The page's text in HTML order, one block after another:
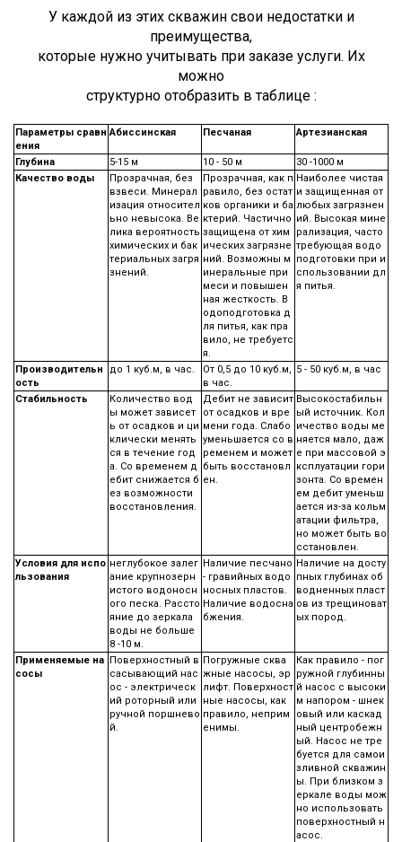
У каждой из этих скважин свои недостатки и
преимущества,
которые нужно учитывать при заказе услуги. Их
можно
структурно отобразить в таблице :
Параметры сравн
ения
Абиссинская Песчаная Артезианская
Глубина 5-15 м 10 - 50 м
30 -1000 м
Качество воды
Прозрачная, без
взвеси. Минерал
изация относител
ьно невысока. Ве
лика вероятность
химических и бак
териальных загря
знений.
Прозрачная, как п
равило, без остат
ков органики и ба
ктерий. Частично
защищена от хим
ических загрязне
ний. Возможны м
инеральные при
меси и повышен
ная жесткость. В
одоподготовка д
ля питья, как пра
вило, не требуетс
я.
Наиболее чистая
и защищенная от
любых загрязнен
ий. Высокая мине
рализация, часто
требующая водо
подготовки при и
спользовании дл
я питья.
Производительн
ость
до 1 куб.м, в час.
От 0,5 до 10 куб.м,
в час.
5 - 50 куб.м, в час
Стабильность
Количество вод
ы может зависет
ь от осадков и ци
клически менять
ся в течение год
а. Со временем д
ебит снижается б
ез возможности
восстановления.
Дебит не зависит
от осадков и вре
мени года. Слабо
уменьшается со в
ременем и может
быть восстановл
ен.
Высокостабильн
ый источник. Кол
ичество воды ме
няется мало, даж
е при массовой э
ксплуатации гори
зонта. Со времен
ем дебит уменьш
ается из-за кольм
атации фильтра,
но может быть во
сстановлен.
Условия для испо
льзования
неглубокое залег
ание крупнозерн
истого водоносн
ого песка. Рассто
яние до зеркала
воды не больше
8 -10 м.
Наличие песчано
- гравийных водо
носных пластов.
Наличие водосна
бжения.
Наличие на досту
пных глубинах об
водненных пласт
ов из трещиноват
ых пород.
Применяемые на
сосы
Поверхностный в
сасывающий нас
ос - электрическ
ий роторный или
ручной поршнево
й.
Погружные сква
жные насосы, эр
лифт. Поверхност
ные насосы, как
правило, неприм
енимы.
Как правило - пог
ружной глубинны
й насос с высоки
м напором - шнек
овый или каскад
ный центробежн
ый. Насос не тре
буется для самои
зливной скважин
ы. При близком з
еркале воды мож
но использовать
поверхностный н
асос.